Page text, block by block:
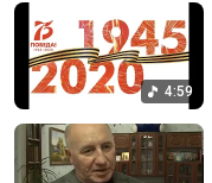
4:59